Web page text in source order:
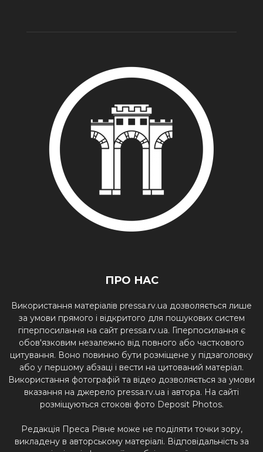
ПРО НАС
Використання матеріалів pressa.rv.ua дозволяється лише
за умови прямого і відкритого для пошукових систем
гіперпосилання на сайт pressa.rv.ua. Гіперпосилання є
обов'язковим незалежно від повного або часткового
цитування. Воно повинно бути розміщене у підзаголовку
або у першому абзаці і вести на цитований матеріал.
Використання фотографій та відео дозволяється за умови
вказання на джерело pressa.rv.ua і автора. На сайті
розміщуються стокові фото Deposit Photos.
Редакція Преса Рівне може не поділяти точки зору,
викладену в авторському матеріалі. Відповідальність за